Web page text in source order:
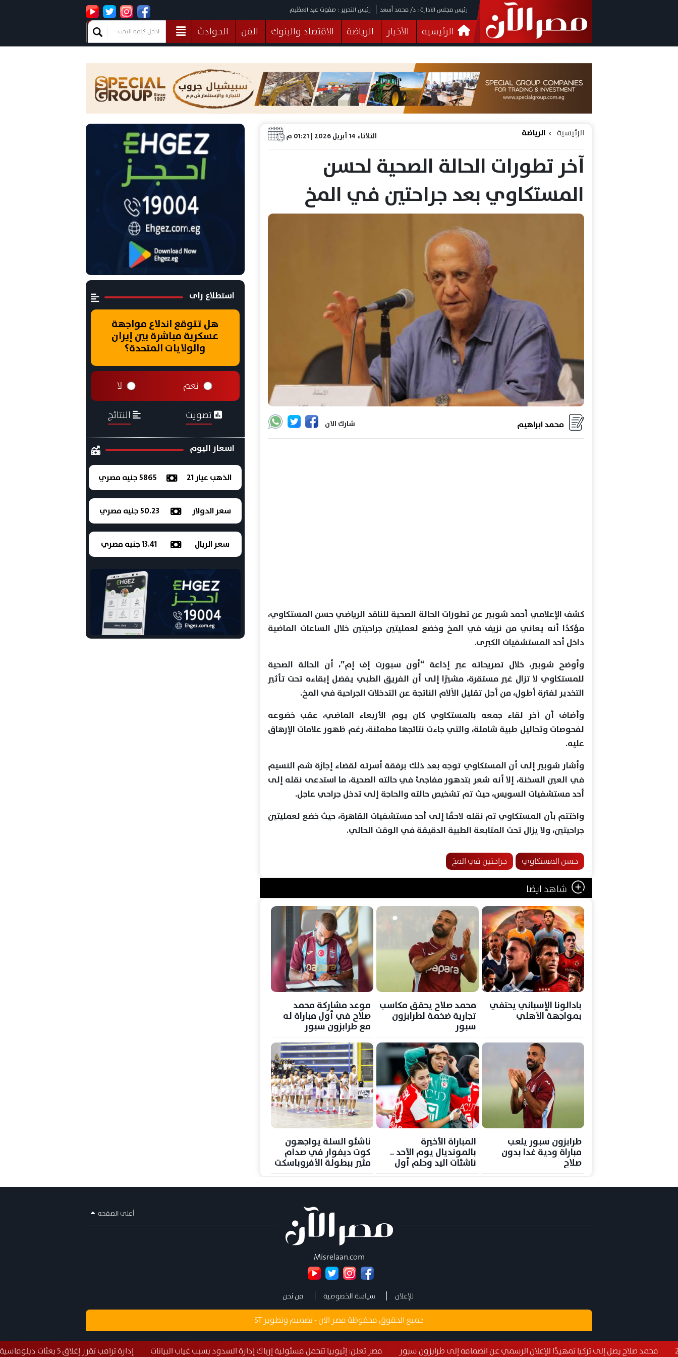
إلى تركيا تمهيدًا للإعلان الرسمي عن انضمامه إلى طرابزون سبور مصر تعلن: إثيوبيا تتحمل مسئولية إرباك إدارة السدود بسبب غياب البيانات إدارة ترامب تقرر إغلاق 5 بعثات دبلوماسية حول العالم
رئيس مجلس الادارة : د/ محمد أسعد رئيس التحرير : صفوت عبد العظيم
الرئيسيه الأخبار الرياضة الاقتصاد والبنوك الفن
الحوادث
فيديوهات
البرلمان صحة الثقافة خدمات منوعات
الثلاثاء 14 أبريل 2026 | 01:21 م الرئيسية الرياضة
آخر تطورات الحالة الصحية لحسن
المستكاوي بعد جراحتين في المخ
شارك الان محمد ابراهيم
كشف الإعلامي أحمد شوبير عن تطورات الحالة الصحية للناقد الرياضي حسن المستكاوي،
مؤكدًا أنه يعاني من نزيف في المخ وخضع لعمليتين جراحيتين خلال الساعات الماضية
داخل أحد المستشفيات الكبرى.
وأوضح شوبير، خلال تصريحاته عبر إذاعة “أون سبورت إف إم”، أن الحالة الصحية
للمستكاوي لا تزال غير مستقرة، مشيرًا إلى أن الفريق الطبي يفضل إبقاءه تحت تأثير
التخدير لفترة أطول، من أجل تقليل الآلام الناتجة عن التدخلات الجراحية في المخ.
وأضاف أن آخر لقاء جمعه بالمستكاوي كان يوم الأربعاء الماضي، عقب خضوعه
لفحوصات وتحاليل طبية شاملة، والتي جاءت نتائجها مطمئنة، رغم ظهور علامات الإرهاق
عليه.
وأشار شوبير إلى أن المستكاوي توجه بعد ذلك برفقة أسرته لقضاء إجازة شم النسيم
في العين السخنة، إلا أنه شعر بتدهور مفاجئ في حالته الصحية، ما استدعى نقله إلى
أحد مستشفيات السويس، حيث تم تشخيص حالته والحاجة إلى تدخل جراحي عاجل.
واختتم بأن المستكاوي تم نقله لاحقًا إلى أحد مستشفيات القاهرة، حيث خضع لعمليتين
جراحيتين، ولا يزال تحت المتابعة الطبية الدقيقة في الوقت الحالي.
حسن المستكاوي جراحتين في المخ
شاهد ايضا
بادالونا الإسباني يحتفي
بمواجهة الأهلي
محمد صلاح يحقق مكاسب
تجارية ضخمة لطرابزون
سبور
موعد مشاركة محمد
صلاح في أول مباراة له
مع طرابزون سبور
طرابزون سبور يلعب
مباراة ودية غدا بدون
صلاح
المباراة الأخيرة
بالمونديال يوم الأحد ..
ناشئات اليد وحلم أول
ناشئو السلة يواجهون
كوت ديفوار في صدام
مثير ببطولة الأفروباسكت
استطلاع راى
هل تتوقع اندلاع مواجهة
عسكرية مباشرة بين إيران
والولايات المتحدة؟
نعم لا
تصويت النتائج
اسعار اليوم
الذهب عيار 21 5865 جنيه مصري
سعر الدولار 50.23 جنيه مصري
سعر الريال 13.41 جنيه مصري
أعلى الصفحه
Misrelaan.com
للإعلان سياسة الخصوصية من نحن
جميع الحقوق محفوظة مصر الان - تصميم وتطوير ST